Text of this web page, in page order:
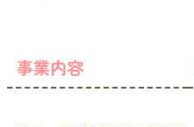
事業内容